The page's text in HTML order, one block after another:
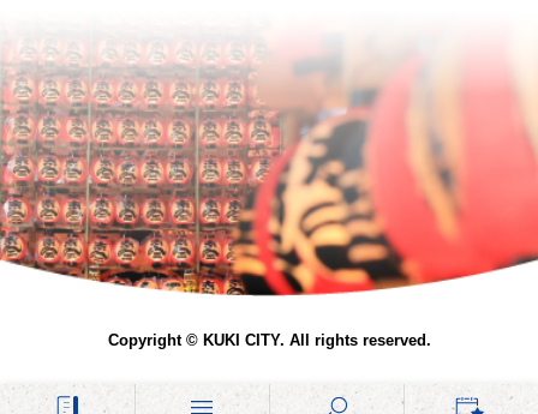
Copyright © KUKI CITY. All rights reserved.